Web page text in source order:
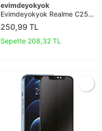
evimdeyokyok
Evimdeyokyok Realme C25
Temperli Cam Ekran
Koruyucu T20
250,99 TL
Sepette 208,32 TL